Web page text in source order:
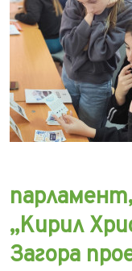
„Кирил
Загора